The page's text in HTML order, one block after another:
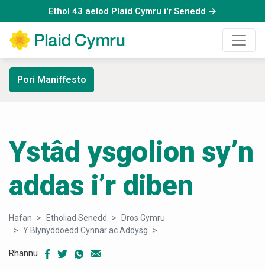
Ethol 43 aelod Plaid Cymru i'r Senedd →
Pori Maniffesto
Ystâd ysgolion sy’n
addas i’r diben
Hafan Etholiad Senedd
Dros Gymru
Y Blynyddoedd Cynnar ac Addysg
Rhannu